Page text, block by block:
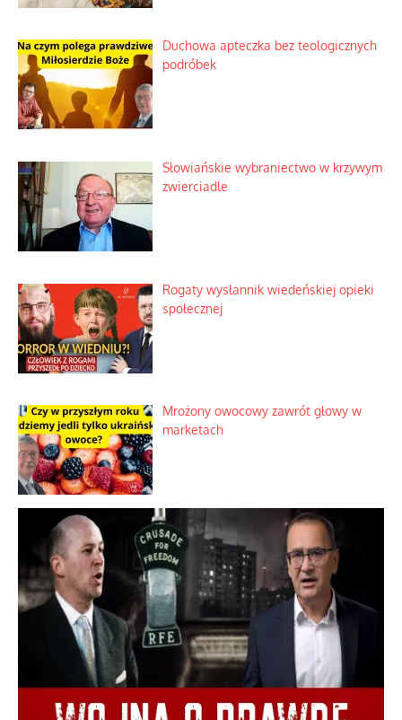
Duchowa apteczka bez teologicznych
podróbek
Słowiańskie wybraniectwo w krzywym
zwierciadle
Rogaty wysłannik wiedeńskiej opieki
społecznej
Mrożony owocowy zawrót głowy w
marketach